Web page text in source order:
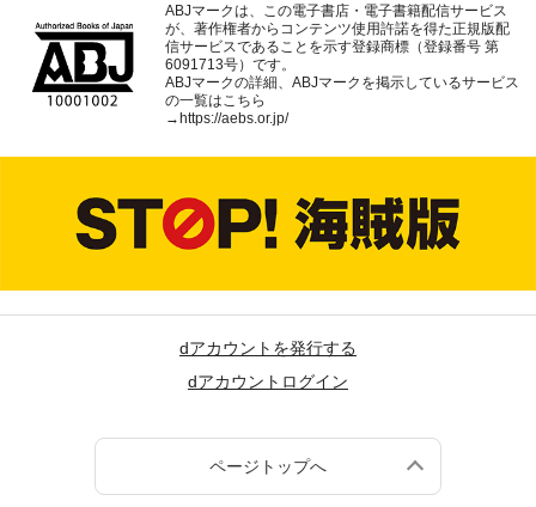
ABJマークは、この電子書店・電子書籍配信サービス
が、著作権者からコンテンツ使用許諾を得た正規版配
信サービスであることを示す登録商標（登録番号 第
6091713号）です。
ABJマークの詳細、ABJマークを掲示しているサービス
の一覧はこちら
→https://aebs.or.jp/
dアカウントを発行する
dアカウントログイン
ページトップへ